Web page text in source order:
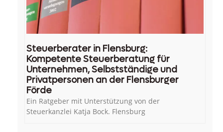
Steuerberater in Flensburg:
Kompetente Steuerberatung für
Unternehmen, Selbstständige und
Privatpersonen an der Flensburger
Förde
Ein Ratgeber mit Unterstützung von der
Steuerkanzlei Katja Bock. Flensburg